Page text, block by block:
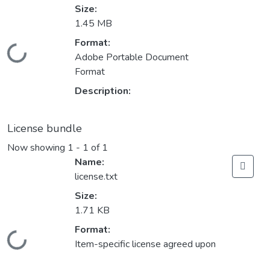
Loading...
Size:
1.45 MB
Format:
Adobe Portable Document
Format
Description:
License bundle
Now showing 1 - 1 of 1
Loading...
Name:
license.txt
Size:
1.71 KB
Format:
Item-specific license agreed upon